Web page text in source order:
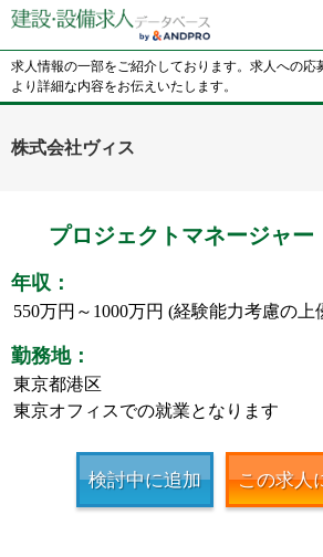
求人情報の一部をご紹介しております。求人への応
より詳細な内容をお伝えいたします。
株式会社ヴィス
プロジェクトマネージャー
年収：
550万円～1000万円 (経験能力考慮の上
勤務地：
東京都港区
東京オフィスでの就業となります
検討中に追加 この求人